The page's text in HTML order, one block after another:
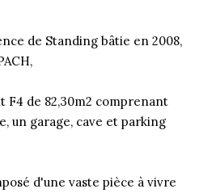
de Standing bâtie en 2008,
F4 de 82,30m2 comprenant
un garage, cave et parking
d'une vaste pièce à vivre